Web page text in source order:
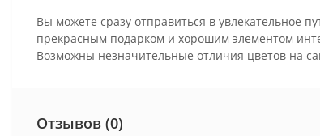
Вы можете сразу отправиться в увлекательное
прекрасным подарком и хорошим элементом
Возможны незначительные отличия цветов на
Отзывов (0)